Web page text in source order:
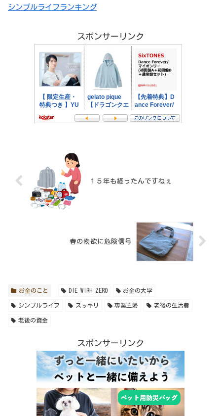
シンプルライフランキング
スポンサーリンク
１５年も経ったんですねぇ
春の物欲に危険信号
お金のこと DIE WIRH ZERO お金の大学
シンプルライフ スッキリ 専業主婦 老後の生活費
老後の資金
スポンサーリンク